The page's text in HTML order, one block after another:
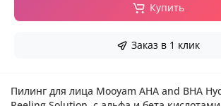
Купить
Заказ в 1 клик
Пилинг для лица Mooyam AHA and BHA